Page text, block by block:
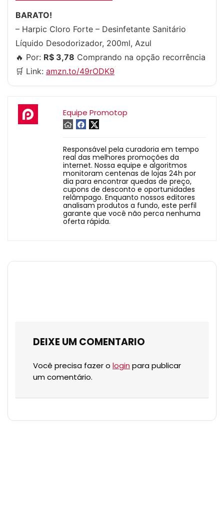
BARATO!
– Harpic Cloro Forte – Desinfetante Sanitário
Líquido Desodorizador, 200ml, Azul
🔥 Por: R$ 3,78 Comprando na opção recorrência
🛒 Link: amzn.to/49rODK9
Equipe Promotop
Responsável pela curadoria em tempo
real das melhores promoções da
internet. Nossa equipe e algoritmos
monitoram centenas de lojas 24h por
dia para encontrar quedas de preço,
cupons de desconto e oportunidades
relâmpago. Enquanto nossos editores
analisam produtos a fundo, este perfil
garante que você não perca nenhuma
oferta rápida.
DEIXE UM COMENTARIO
Você precisa fazer o login para publicar
um comentário.